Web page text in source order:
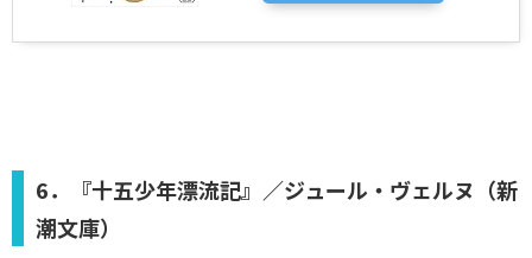
6．『十五少年漂流記』／ジュール・ヴェルヌ（新
潮文庫）